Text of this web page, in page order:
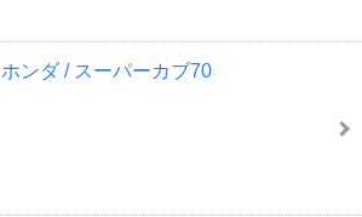
ホンダ / スーパーカブ70